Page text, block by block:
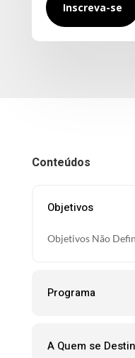
Inscreva-se
Conteúdos
Objetivos
Objetivos Não
Programa
A Quem se